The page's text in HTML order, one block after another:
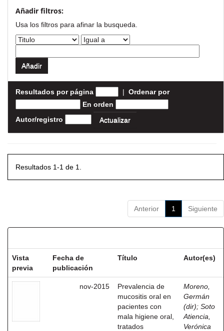
Añadir filtros:
Usa los filtros para afinar la busqueda.
Resultados por página | Ordenar por
En orden
Autor/registro
Resultados 1-1 de 1.
Anterior 1 Siguiente
Vista
previa
Fecha de
publicación
Título Autor(es)
nov-2015
Prevalencia de
mucositis oral en
pacientes con
mala higiene oral,
tratados
Moreno,
Germán
(dir); Soto
Atiencia,
Verónica